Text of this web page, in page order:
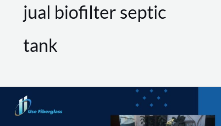
jual biofilter septic
tank
Biofilter